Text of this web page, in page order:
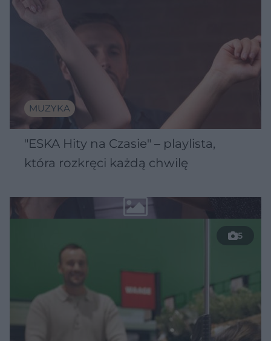
MUZYKA
"ESKA Hity na Czasie" – playlista,
która rozkręci każdą chwilę
5